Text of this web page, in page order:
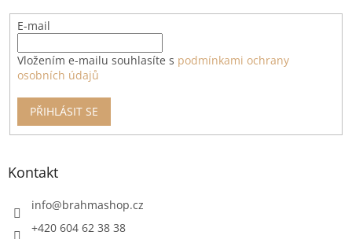
E-mail
Vložením e-mailu souhlasíte s podmínkami ochrany
osobních údajů
PŘIHLÁSIT SE
Kontakt
info@brahmashop.cz
+420 604 62 38 38